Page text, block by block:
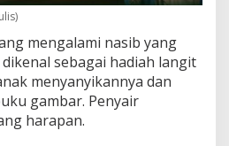
mengalami nasib yang
sebagai hadiah langit
menyanyikannya dan
gambar. Penyair
harapan.